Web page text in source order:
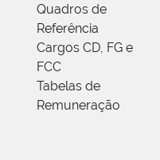
Quadros de
Referência
Cargos CD, FG e
FCC
Tabelas de
Remuneração